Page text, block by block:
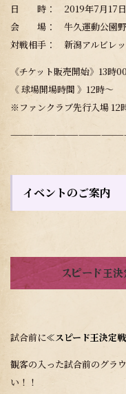
日 時： 2019年7月17日(
会 場： 牛久運動公園野
対戦相手： 新潟アルビレ
《チケット販売開始》13時
《 球場開場時間 》12時～
※ファンクラブ先行入場 12
イベントのご案内
スピード王
試合前に≪スピード王決定
観客の入った試合前のグラ
い！！